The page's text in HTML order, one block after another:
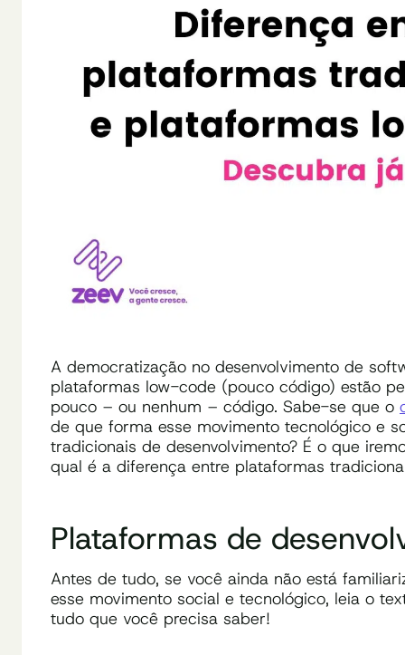
A democratização no desenvolvimento de
plataformas low-code (pouco código) estão
pouco – ou nenhum – código. Sabe-se que o
de que forma esse movimento tecnológico e
tradicionais de desenvolvimento? É o que
qual é a diferença entre plataformas
Plataformas de
Antes de tudo, se você ainda não está
esse movimento social e tecnológico, leia o
tudo que você precisa saber!